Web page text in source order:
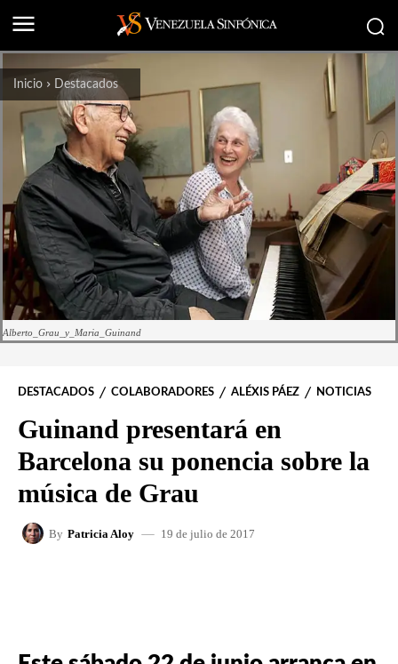
Inicio Destacados
Alberto_Grau_y_Maria_Guinand
DESTACADOS COLABORADORES ALÉXIS PÁEZ NOTICIAS
Guinand presentará en
Barcelona su ponencia sobre la
música de Grau
By Patricia Aloy 19 de julio de 2017